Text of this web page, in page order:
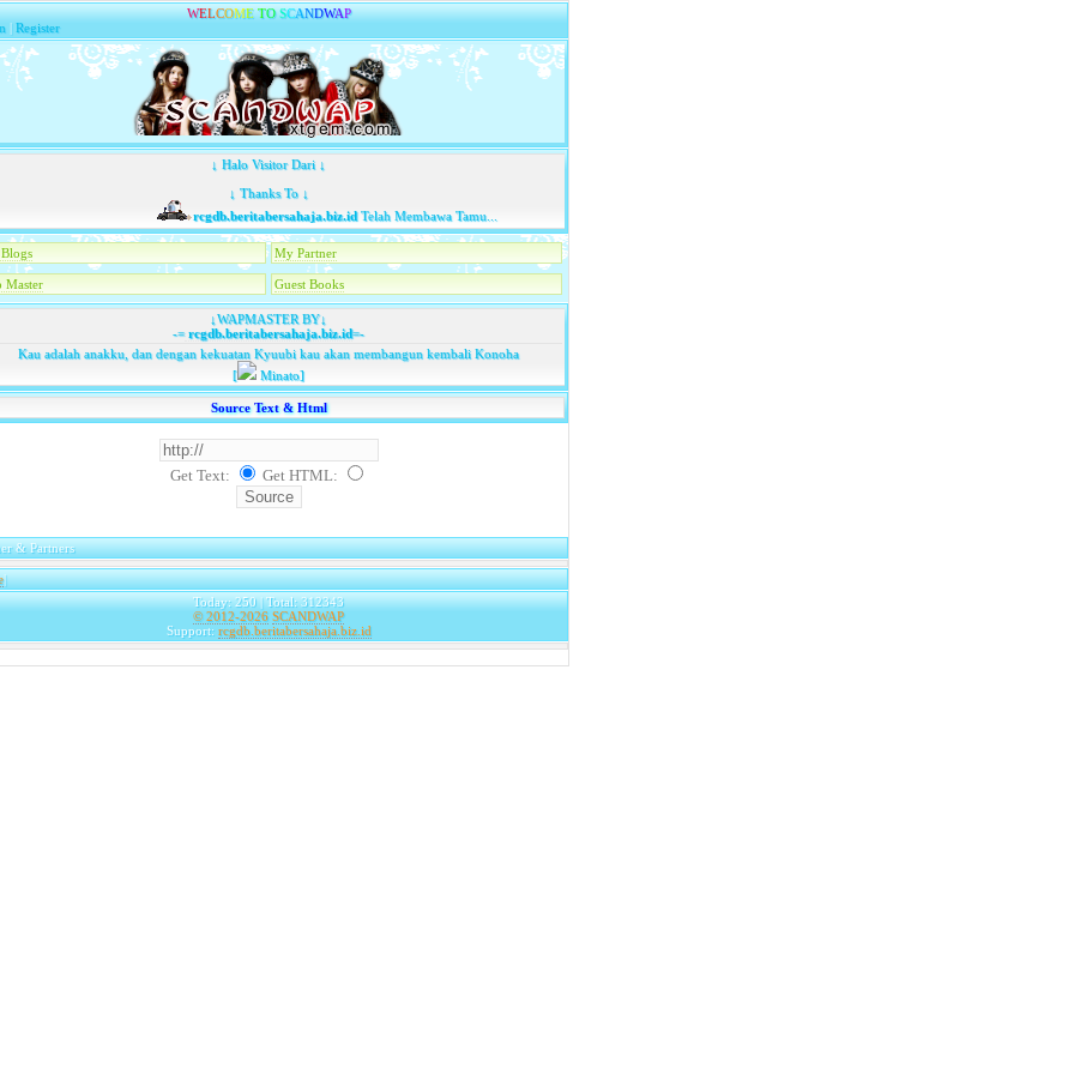
WELCOME TO SCANDWAP
|Register
↓ Halo Visitor Dari ↓
↓ Thanks To ↓
rcgdb.beritabersahaja.biz.idTelah Membawa Tamu...
My Partner
Master Guest Books
↓WAPMASTER BY↓
-=rcgdb.beritabersahaja.biz.id=-
Kau adalah anakku, dan dengan kekuatan Kyuubi kau akan membangun kembali Konoha
[
Minato]
Source Text & Html
Get Text: Get HTML:
& Partners
|
Today: 250 | Total: 312343
© 2012-2026 SCANDWAP
Support: rcgdb.beritabersahaja.biz.id